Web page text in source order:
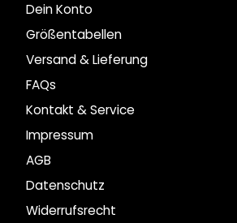
Dein Konto
Größentabellen
Versand & Lieferung
FAQs
Kontakt & Service
Impressum
AGB
Datenschutz
Widerrufsrecht